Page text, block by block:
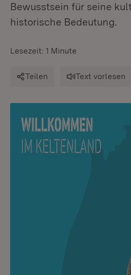
Bewusstsein für seine
historische Bedeutung.
Lesezeit: 1 Minute
Teilen Text vorlesen